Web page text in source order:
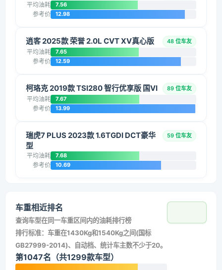
平均油耗 7.56
参考价 12.98
逍客 2025款 荣誉 2.0L CVT XV真心版 48 位车友
平均油耗 7.65
参考价 12.59
柯珞克 2019款 TSI280 智行优享版 国VI 89 位车友
平均油耗 7.67
参考价 13.99
瑞虎7 PLUS 2023款 1.6TGDI DCT豪华
型
59 位车友
平均油耗 7.68
参考价 10.69
车重相近排名
查询车型在同一车重区间内的油耗排行榜
排行标准：车重在1430Kg和1540Kg之间(国标
GB27999-2014)、自动档、统计车主数不少于20。
第1047名（共1299款车型）